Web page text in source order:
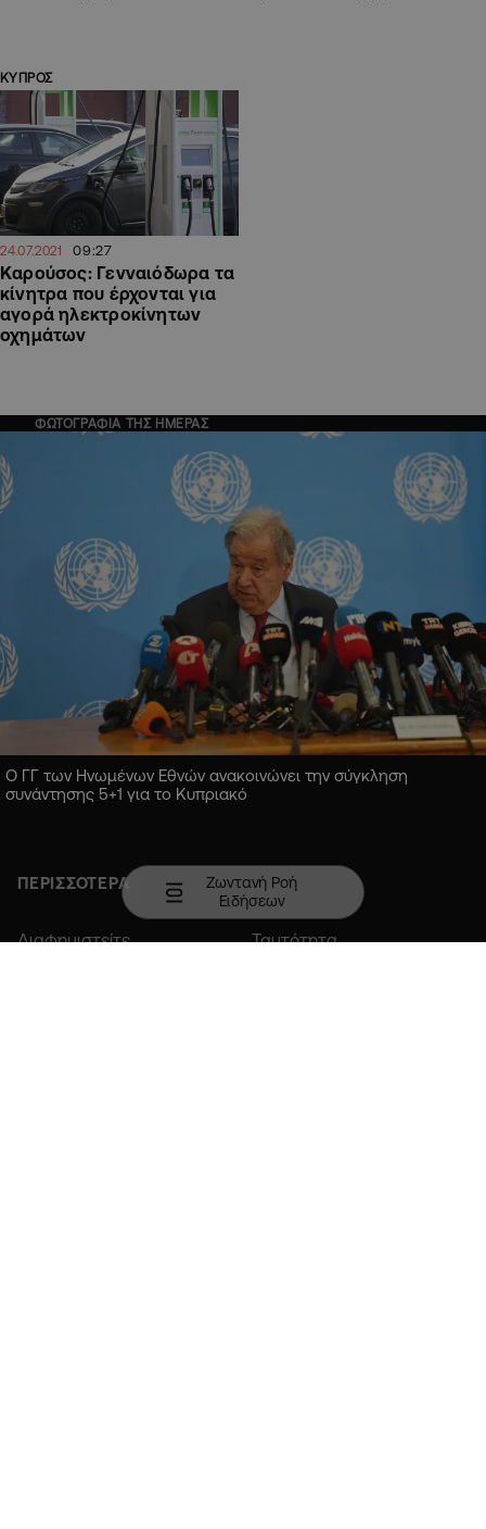
ΚΥΠΡΟΣ
24.07.2021 09:27
Καρούσος: Γενναιόδωρα τα
κίνητρα που έρχονται για
αγορά ηλεκτροκίνητων
οχημάτων
ΦΩΤΟΓΡΑΦΙΑ ΤΗΣ ΗΜΕΡΑΣ
Ο ΓΓ των Ηνωμένων Εθνών ανακοινώνει την σύγκληση
συνάντησης 5+1 για το Κυπριακό
ΠΕΡΙΣΣΟΤΕΡΑ
Διαφημιστείτε Ταυτότητα
Ζωντανή Ροή
Ειδήσεων